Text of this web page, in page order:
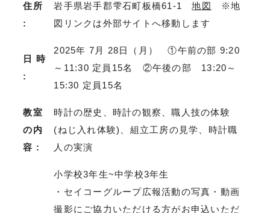
住所
:
岩手県岩手郡雫石町板橋61-1地図
※地
図リンクは外部サイトへ移動します
日 時
:
2025年 7月 28日（月） ①午前の部 9:20
～11:30 定員15名 ②午後の部 13:20～
15:30 定員15名
教室
の内
容 :
時計の歴史、時計の観察、職人技の体験
(ねじ入れ体験)、組立工房の見学、時計職
人の実演
小学校3年生~中学校3年生
・セイコーグループ広報活動の写真・動画
撮影にご協力いただける方がお申込いただ